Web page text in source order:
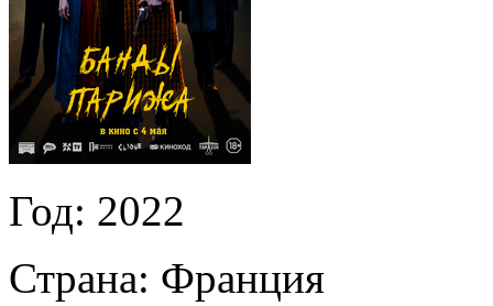
Год: 2022
Страна: Франция